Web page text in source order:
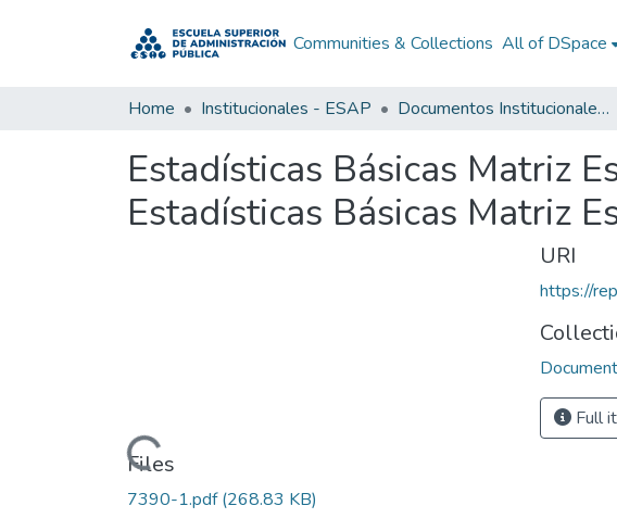
Communities & Collections All of DSpace
Home Institucionales - ESAP Documentos Institucionales - ESAP
Estadísticas Básicas Matriz
Estadísticas Básicas Matriz
Loading...
Files
7390-1.pdf(268.83 KB)
URI
https://
Full